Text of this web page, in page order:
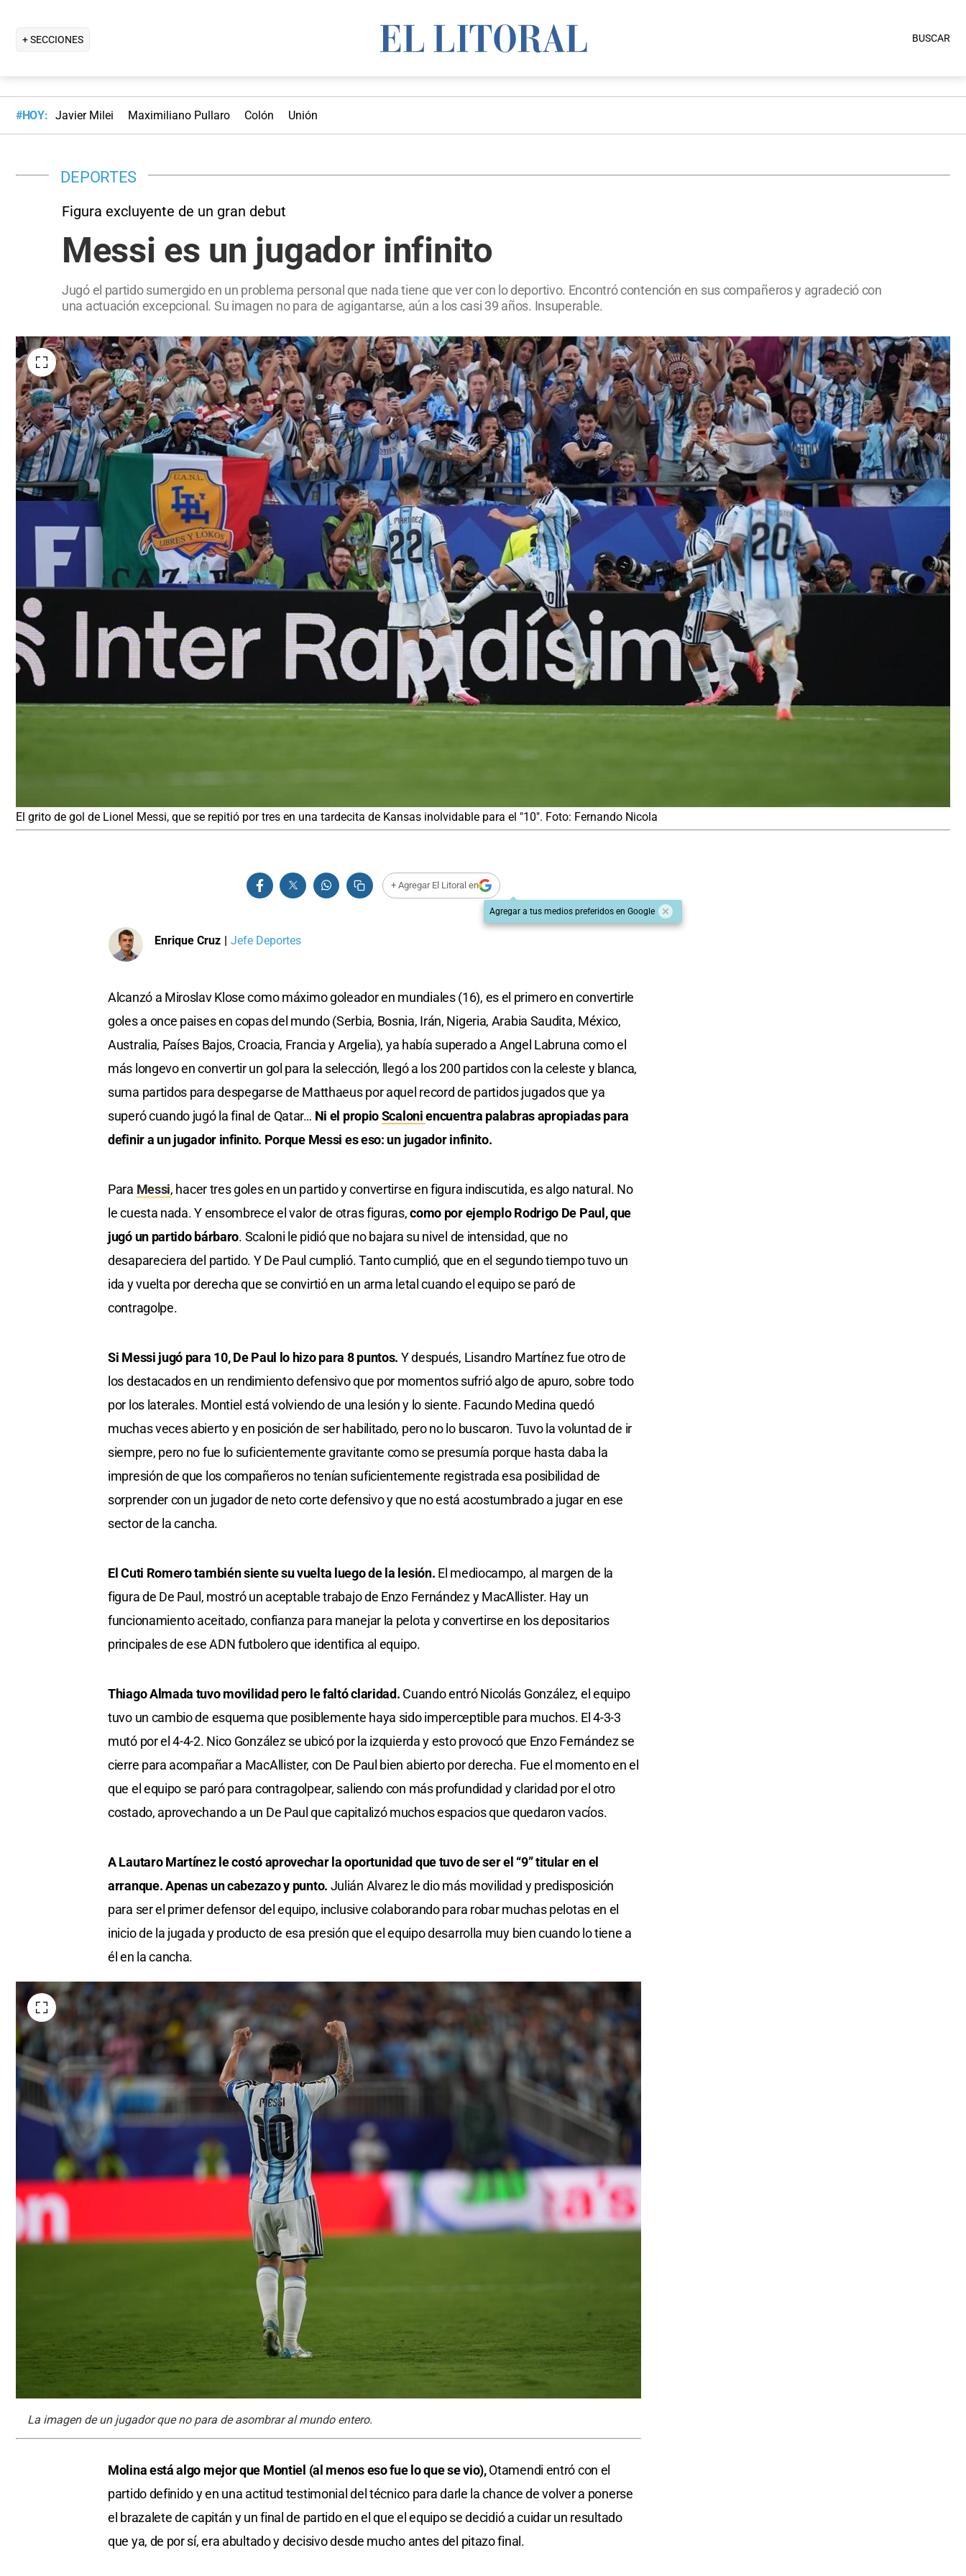
+ SECCIONES BUSCAR
#HOY: Javier Milei Maximiliano Pullaro Colón Unión
DEPORTES
Figura excluyente de un gran debut
Messi es un jugador infinito
Jugó el partido sumergido en un problema personal que nada tiene que ver con lo deportivo. Encontró contención en sus compañeros y agradeció con
una actuación excepcional. Su imagen no para de agigantarse, aún a los casi 39 años. Insuperable.
El grito de gol de Lionel Messi, que se repitió por tres en una tardecita de Kansas inolvidable para el "10". Foto: Fernando Nicola
+ Agregar El Litoral en
Agregar a tus medios preferidos en Google
Enrique Cruz | Jefe Deportes
Alcanzó a Miroslav Klose como máximo goleador en mundiales (16), es el primero en convertirle
goles a once paises en copas del mundo (Serbia, Bosnia, Irán, Nigeria, Arabia Saudita, México,
Australia, Países Bajos, Croacia, Francia y Argelia), ya había superado a Angel Labruna como el
más longevo en convertir un gol para la selección, llegó a los 200 partidos con la celeste y blanca,
suma partidos para despegarse de Matthaeus por aquel record de partidos jugados que ya
superó cuando jugó la final de Qatar… Ni el propioScaloniencuentra palabras apropiadas para
definir a un jugador infinito. Porque Messi es eso: un jugador infinito.
Para Messi, hacer tres goles en un partido y convertirse en figura indiscutida, es algo natural. No
le cuesta nada. Y ensombrece el valor de otras figuras,como por ejemplo Rodrigo De Paul, que
jugó un partido bárbaro. Scaloni le pidió que no bajara su nivel de intensidad, que no
desapareciera del partido. Y De Paul cumplió. Tanto cumplió, que en el segundo tiempo tuvo un
ida y vuelta por derecha que se convirtió en un arma letal cuando el equipo se paró de
contragolpe.
Si Messi jugó para 10, De Paul lo hizo para 8 puntos. Y después, Lisandro Martínez fue otro de
los destacados en un rendimiento defensivo que por momentos sufrió algo de apuro, sobre todo
por los laterales. Montiel está volviendo de una lesión y lo siente. Facundo Medina quedó
muchas veces abierto y en posición de ser habilitado, pero no lo buscaron. Tuvo la voluntad de ir
siempre, pero no fue lo suficientemente gravitante como se presumía porque hasta daba la
impresión de que los compañeros no tenían suficientemente registrada esa posibilidad de
sorprender con un jugador de neto corte defensivo y que no está acostumbrado a jugar en ese
sector de la cancha.
El Cuti Romero también siente su vuelta luego de la lesión. El mediocampo, al margen de la
figura de De Paul, mostró un aceptable trabajo de Enzo Fernández y MacAllister. Hay un
funcionamiento aceitado, confianza para manejar la pelota y convertirse en los depositarios
principales de ese ADN futbolero que identifica al equipo.
Thiago Almada tuvo movilidad pero le faltó claridad. Cuando entró Nicolás González, el equipo
tuvo un cambio de esquema que posiblemente haya sido imperceptible para muchos. El 4-3-3
mutó por el 4-4-2. Nico González se ubicó por la izquierda y esto provocó que Enzo Fernández se
cierre para acompañar a MacAllister, con De Paul bien abierto por derecha. Fue el momento en el
que el equipo se paró para contragolpear, saliendo con más profundidad y claridad por el otro
costado, aprovechando a un De Paul que capitalizó muchos espacios que quedaron vacíos.
A Lautaro Martínez le costó aprovechar la oportunidad que tuvo de ser el “9” titular en el
arranque. Apenas un cabezazo y punto. Julián Alvarez le dio más movilidad y predisposición
para ser el primer defensor del equipo, inclusive colaborando para robar muchas pelotas en el
inicio de la jugada y producto de esa presión que el equipo desarrolla muy bien cuando lo tiene a
él en la cancha.
La imagen de un jugador que no para de asombrar al mundo entero.
Molina está algo mejor que Montiel (al menos eso fue lo que se vio),Otamendi entró con el
partido definido y en una actitud testimonial del técnico para darle la chance de volver a ponerse
el brazalete de capitán y un final de partido en el que el equipo se decidió a cuidar un resultado
que ya, de por sí, era abultado y decisivo desde mucho antes del pitazo final.